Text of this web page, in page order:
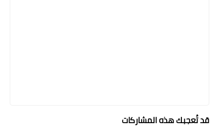
قد تُعجبك هذه المشاركات